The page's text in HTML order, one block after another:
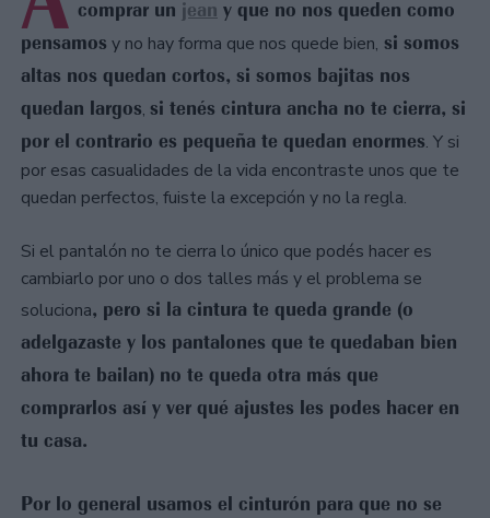
comprar un jean y que no nos queden como
pensamos y no hay forma que nos quede bien, si somos
altas nos quedan cortos, si somos bajitas nos
quedan largos, si tenés cintura ancha no te cierra, si
por el contrario es pequeña te quedan enormes. Y si
por esas casualidades de la vida encontraste unos que te
quedan perfectos, fuiste la excepción y no la regla.
Si el pantalón no te cierra lo único que podés hacer es
cambiarlo por uno o dos talles más y el problema se
soluciona, pero si la cintura te queda grande (o
adelgazaste y los pantalones que te quedaban bien
ahora te bailan) no te queda otra más que
comprarlos así y ver qué ajustes les podes hacer en
tu casa.
Por lo general usamos el cinturón para que no se